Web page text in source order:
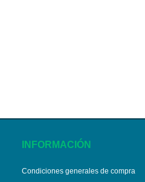
INFORMACIÓN
Condiciones generales de compra